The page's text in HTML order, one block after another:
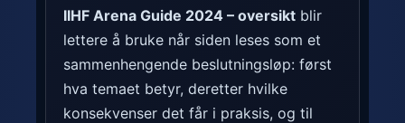
IIHF Arena Guide 2024 – oversiktblir
lettere å bruke når siden leses som et
sammenhengende beslutningsløp: først
hva temaet betyr, deretter hvilke
konsekvenser det får i praksis, og til